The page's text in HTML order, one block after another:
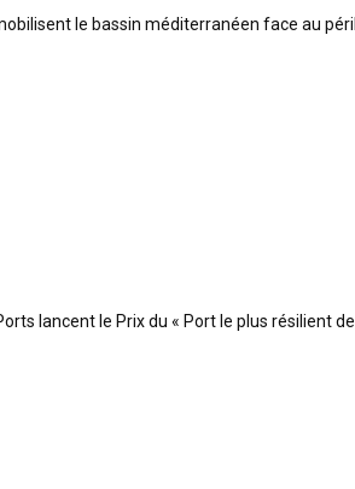
le bassin méditerranéen face au
lancent le Prix du « Port le plus résilient